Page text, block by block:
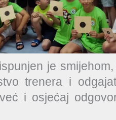
je
trenera i
i osjećaj